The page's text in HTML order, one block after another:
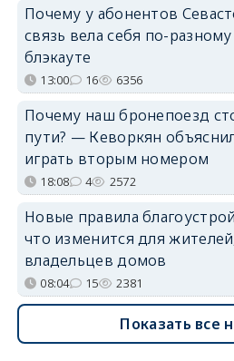
Почему у абонентов
связь вела себя по-
блэкауте
13:00 16 6356
Почему наш бронепоезд
пути? — Кеворкян
играть вторым номером
18:08 4 2572
Новые правила
что изменится для
владельцев домов
08:04 15 2381
Показать все